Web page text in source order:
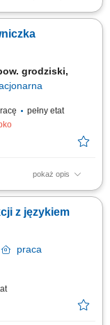
administracyjnych oraz
w codziennej
w tym wyjazdów
grodziski,
pełny etat
pokaż opis
poprawności
z kontrahentami
i
z językiem
praca